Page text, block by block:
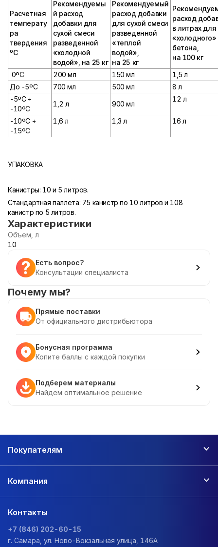
Расчетная
температу
ра
твердения
ºС
Рекомендуемы
й расход
добавки для
сухой смеси
разведенной
«холодной
водой», на 25 кг
Рекомендуемый
расход добавки
для сухой смеси
разведенной
«теплой
водой»,
на 25 кг
расход
в литрах для
«холодного»
бетона,
на 100 кг
0ºС 200 мл 150 мл
1,5 л
До -5ºС
700 мл 500 мл
8 л
-5ºС ÷
-10ºС
1,2 л 900 мл
12 л
-10ºС ÷
-15ºС
1,6 л 1,3 л 16 л
УПАКОВКА
Канистры: 10 и 5 литров.
Стандартная паллета: 75 канистр по 10 литров и 108
канистр по 5 литров.
Характеристики
Объем, л
10
Есть вопрос?
Консультации специалиста
Почему мы?
Прямые поставки
От официального дистрибьютора
Бонусная программа
Копите баллы с каждой покупки
Подберем материалы
Найдем оптимальное решение
Покупателям
Компания
Контакты
+7 (846) 202-60-15
г. Самара, ул. Ново-Вокзальная улица, 146А